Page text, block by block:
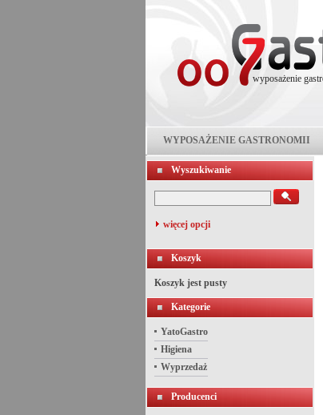
wyposażenie
WYPOSAŻENIE GASTRONOMII
Wyszukiwanie
więcej opcji
Koszyk
Koszyk jest pusty
Kategorie
YatoGastro
Higiena
Wyprzedaż
Producenci